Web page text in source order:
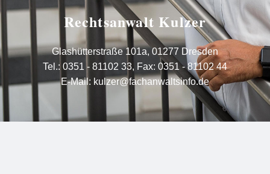
Rechtsanwalt Kulzer
Glashütterstraße 101a, 01277 Dresden
Tel.: 0351 - 81102 33, Fax: 0351 - 81102 44
E-Mail: kulzer@fachanwaltsinfo.de